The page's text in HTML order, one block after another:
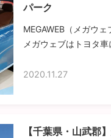
パーク
MEGAWEB（メガウ
メガウェブはトヨタ
2020.11.27
【千葉県・山武郡